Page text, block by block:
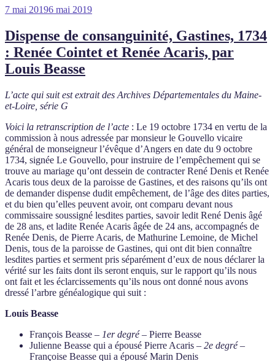
Publié
7 mai 20196 mai 2019
Dispense de consanguinité, Gastines, 1734
: Renée Cointet et Renée Acaris, par
Louis Beasse
L’acte qui suit est extrait des Archives Départementales du Maine-
et-Loire, série G
Voici la retranscription de l’acte : Le 19 octobre 1734 en vertu de la
commission à nous adressée par monsieur le Gouvello vicaire
général de monseigneur l’évêque d’Angers en date du 9 octobre
1734, signée Le Gouvello, pour instruire de l’empêchement qui se
trouve au mariage qu’ont dessein de contracter René Denis et Renée
Acaris tous deux de la paroisse de Gastines, et des raisons qu’ils ont
de demander dispense dudit empêchement, de l’âge des dites parties,
et du bien qu’elles peuvent avoir, ont comparu devant nous
commissaire soussigné lesdites parties, savoir ledit René Denis âgé
de 28 ans, et ladite Renée Acaris âgée de 24 ans, accompagnés de
Renée Denis, de Pierre Acaris, de Mathurine Lemoine, de Michel
Denis, tous de la paroisse de Gastines, qui ont dit bien connaître
lesdites parties et serment pris séparément d’eux de nous déclarer la
vérité sur les faits dont ils seront enquis, sur le rapport qu’ils nous
ont fait et les éclarcissements qu’ils nous ont donné nous avons
dressé l’arbre généalogique qui suit :
Louis Beasse
François Beasse – 1er degré– Pierre Beasse
Julienne Beasse qui a épousé Pierre Acaris – 2e degré–
Françoise Beasse qui a épousé Marin Denis